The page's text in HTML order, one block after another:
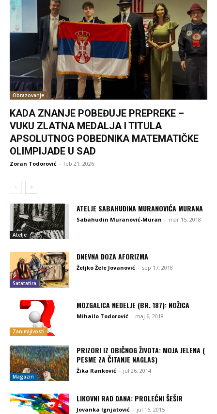
Obrazovanje
KADA ZNANJE POBEĐUJE PREPREKE –
VUKU ZLATNA MEDALJA I TITULA
APSOLUTNOG POBEDNIKA MATEMATIČKE
OLIMPIJADE U SAD
Zoran Todorović - feb 21, 2026
Atelje
ATELJE SABAHUDINA MURANOVIĆA MURANA
Sabahudin Muranović-Muran - mar 15, 2018
Satatatira
DNEVNA DOZA AFORIZMA
Željko Žele Jovanović - sep 17, 2018
Zanimljivosti
MOZGALICA NEDELJE (BR. 187): NOŽICA
Mihailo Todorović - maj 6, 2018
Magazin
PRIZORI IZ OBIČNOG ŽIVOTA: MOJA JELENA (
PESME ZA ČITANJE NAGLAS)
Žika Ranković - jul 26, 2014
LIKOVNI RAD DANA: PROLEĆNI ŠEŠIR
Jovanka Ignjatović - jul 16, 2015